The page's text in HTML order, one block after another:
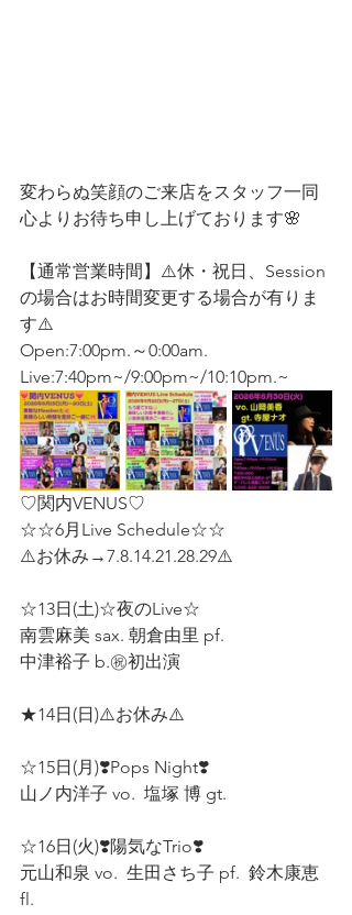
変わらぬ笑顔のご来店をスタッフ一同
心よりお待ち申し上げております🌸
【通常営業時間】⚠️休・祝日、Session
の場合はお時間変更する場合が有りま
す⚠️
Open:7:00pm.～0:00am.
Live:7:40pm~/9:00pm~/10:10pm.~
♡関内VENUS♡
☆☆6月Live Schedule☆☆
⚠️お休み→7.8.14.21.28.29⚠️
☆13日(土)☆夜のLive☆
南雲麻美 sax. 朝倉由里 pf.
中津裕子 b.㊗️初出演
★14日(日)⚠️お休み⚠️
☆15日(月)❣️Pops Night❣️
山ノ内洋子 vo.  塩塚 博 gt.
☆16日(火)❣️陽気なTrio❣️
元山和泉 vo.  生田さち子 pf.  鈴木康恵
fl.